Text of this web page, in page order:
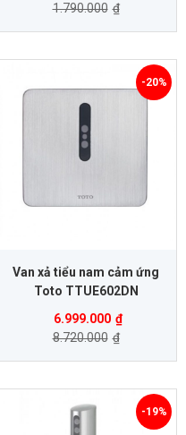
1.790.000 ₫
Van xả tiểu nam cảm ứng
Toto TTUE602DN
6.999.000 ₫
8.720.000 ₫
-20%
-19%